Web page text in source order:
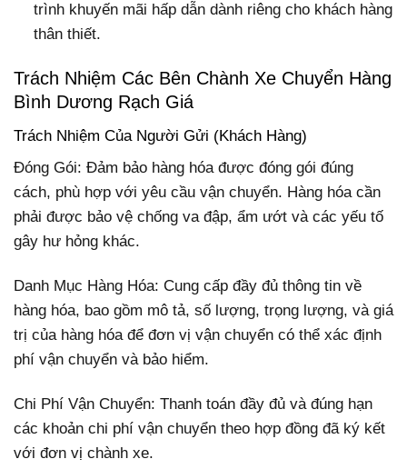
trình khuyến mãi hấp dẫn dành riêng cho khách hàng
thân thiết.
Trách Nhiệm Các Bên Chành Xe Chuyển Hàng
Bình Dương Rạch Giá
Trách Nhiệm Của Người Gửi (Khách Hàng)
Đóng Gói: Đảm bảo hàng hóa được đóng gói đúng
cách, phù hợp với yêu cầu vận chuyển. Hàng hóa cần
phải được bảo vệ chống va đập, ẩm ướt và các yếu tố
gây hư hỏng khác.
Danh Mục Hàng Hóa: Cung cấp đầy đủ thông tin về
hàng hóa, bao gồm mô tả, số lượng, trọng lượng, và giá
trị của hàng hóa để đơn vị vận chuyển có thể xác định
phí vận chuyển và bảo hiểm.
Chi Phí Vận Chuyển: Thanh toán đầy đủ và đúng hạn
các khoản chi phí vận chuyển theo hợp đồng đã ký kết
với đơn vị chành xe.